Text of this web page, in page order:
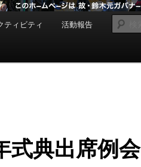
ティビティ 活動報告
式典出席例会